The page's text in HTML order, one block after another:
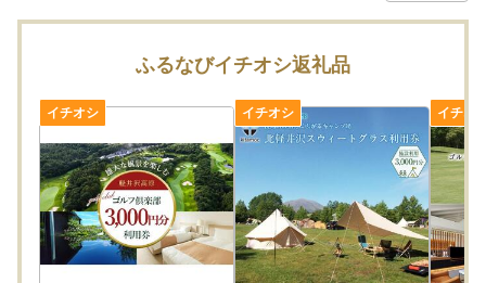
ふるなびイチオシ返礼品